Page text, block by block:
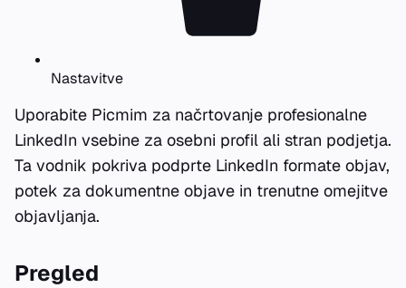
Nastavitve
Uporabite Picmim za načrtovanje profesionalne
LinkedIn vsebine za osebni profil ali stran podjetja.
Ta vodnik pokriva podprte LinkedIn formate objav,
potek za dokumentne objave in trenutne omejitve
objavljanja.
Pregled